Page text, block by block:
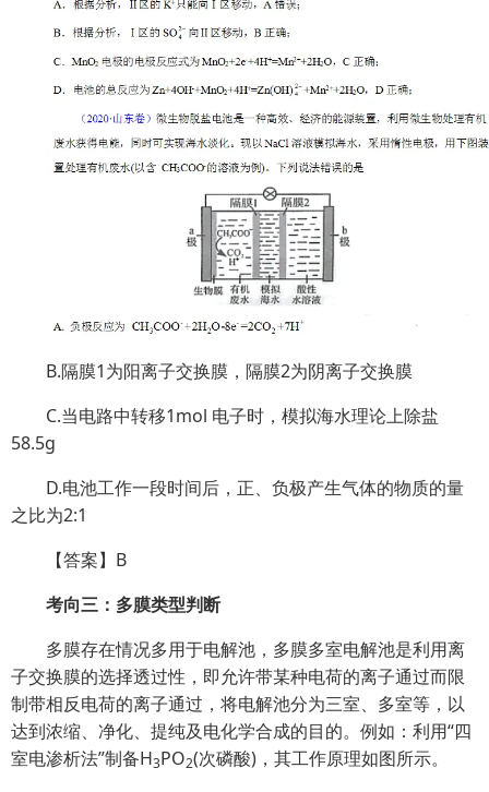
B.隔膜1为阳离子交换膜，隔膜2为阴离子交换膜
C.当电路中转移1mol 电子时，模拟海水理论上除盐
58.5g
D.电池工作一段时间后，正、负极产生气体的物质的量
之比为2:1
【答案】B
考向三：多膜类型判断
多膜存在情况多用于电解池，多膜多室电解池是利用离
子交换膜的选择透过性，即允许带某种电荷的离子通过而限
制带相反电荷的离子通过，将电解池分为三室、多室等，以
达到浓缩、净化、提纯及电化学合成的目的。例如： 利用“四
室电渗析法”制备H3PO2(次磷酸)，其工作原理如图所示。